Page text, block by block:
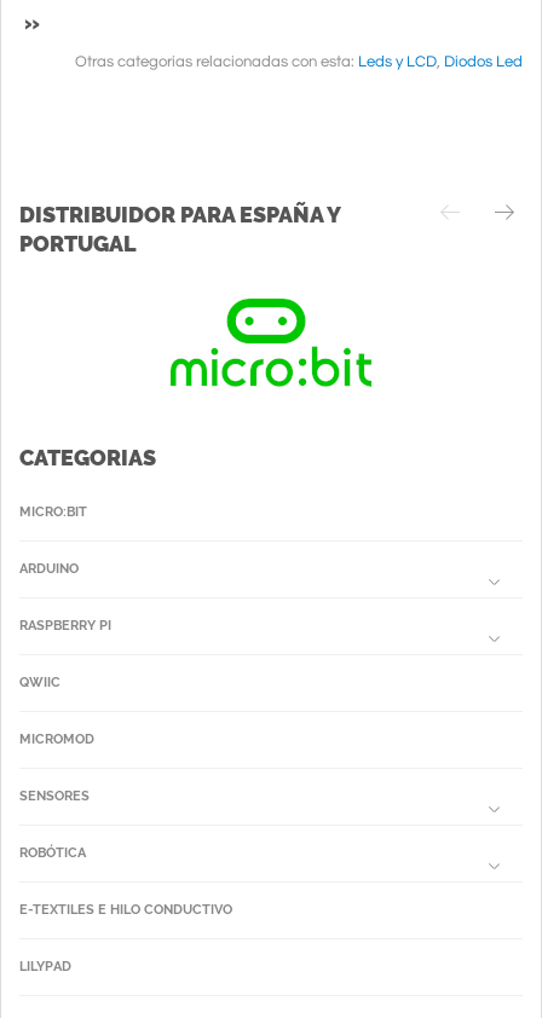
»
Otras categorias relacionadas con esta: Leds y LCD, Diodos Led
DISTRIBUIDOR PARA ESPAÑA Y
PORTUGAL
CATEGORIAS
MICRO:BIT
ARDUINO
RASPBERRY PI
QWIIC
MICROMOD
SENSORES
ROBÓTICA
E-TEXTILES E HILO CONDUCTIVO
LILYPAD